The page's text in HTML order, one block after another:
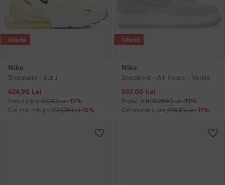
Ofertă
Nike
Sneakers · Écru
Prețul actual
624,90 Lei
Prețul inițial777,00 Lei-19%
Cel mai mic preț721,00 Lei-13%
Ofertă
Nike
Sneakers · Air Force · Verde
Prețul actual
507,00 Lei
Prețul inițial629,00 Lei-19%
Cel mai mic preț570,00 Lei-11%